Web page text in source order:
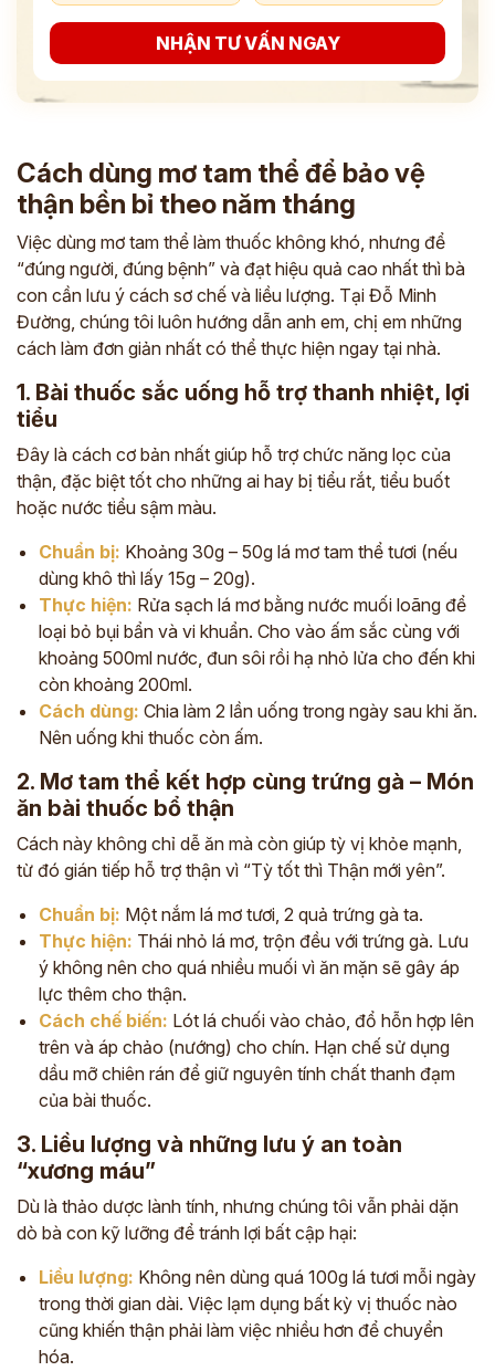
NHẬN TƯ VẤN NGAY
Cách dùng mơ tam thể để bảo vệ
thận bền bỉ theo năm tháng
Việc dùng mơ tam thể làm thuốc không khó, nhưng để
“đúng người, đúng bệnh” và đạt hiệu quả cao nhất thì bà
con cần lưu ý cách sơ chế và liều lượng. Tại Đỗ Minh
Đường, chúng tôi luôn hướng dẫn anh em, chị em những
cách làm đơn giản nhất có thể thực hiện ngay tại nhà.
1. Bài thuốc sắc uống hỗ trợ thanh nhiệt, lợi
tiểu
Đây là cách cơ bản nhất giúp hỗ trợ chức năng lọc của
thận, đặc biệt tốt cho những ai hay bị tiểu rắt, tiểu buốt
hoặc nước tiểu sậm màu.
Chuẩn bị: Khoảng 30g – 50g lá mơ tam thể tươi (nếu
dùng khô thì lấy 15g – 20g).
Thực hiện: Rửa sạch lá mơ bằng nước muối loãng để
loại bỏ bụi bẩn và vi khuẩn. Cho vào ấm sắc cùng với
khoảng 500ml nước, đun sôi rồi hạ nhỏ lửa cho đến khi
còn khoảng 200ml.
Cách dùng: Chia làm 2 lần uống trong ngày sau khi ăn.
Nên uống khi thuốc còn ấm.
2. Mơ tam thể kết hợp cùng trứng gà – Món
ăn bài thuốc bổ thận
Cách này không chỉ dễ ăn mà còn giúp tỳ vị khỏe mạnh,
từ đó gián tiếp hỗ trợ thận vì “Tỳ tốt thì Thận mới yên”.
Chuẩn bị: Một nắm lá mơ tươi, 2 quả trứng gà ta.
Thực hiện: Thái nhỏ lá mơ, trộn đều với trứng gà. Lưu
ý không nên cho quá nhiều muối vì ăn mặn sẽ gây áp
lực thêm cho thận.
Cách chế biến: Lót lá chuối vào chảo, đổ hỗn hợp lên
trên và áp chảo (nướng) cho chín. Hạn chế sử dụng
dầu mỡ chiên rán để giữ nguyên tính chất thanh đạm
của bài thuốc.
3. Liều lượng và những lưu ý an toàn
“xương máu”
Dù là thảo dược lành tính, nhưng chúng tôi vẫn phải dặn
dò bà con kỹ lưỡng để tránh lợi bất cập hại:
Liều lượng: Không nên dùng quá 100g lá tươi mỗi ngày
trong thời gian dài. Việc lạm dụng bất kỳ vị thuốc nào
cũng khiến thận phải làm việc nhiều hơn để chuyển
hóa.